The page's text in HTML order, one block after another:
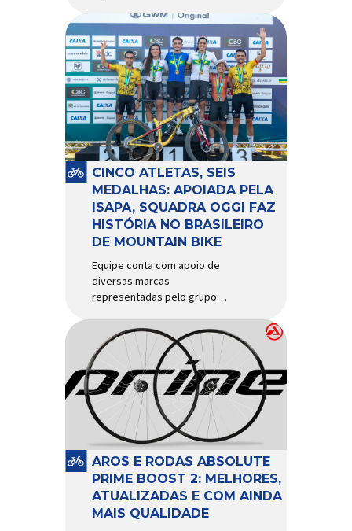
garantir a circulação contínua
do líquido de arrefecimento
entre motor, radiador e demais
componentes do sistema,
controlando a temperatura de
operação e evitando
superaquecimentos. Por
trabalhar constantemente
enquanto o motor está em
funcionamento, a bomba
d’água exige não apenas […]
CINCO ATLETAS, SEIS
MEDALHAS: APOIADA PELA
ISAPA, SQUADRA OGGI FAZ
HISTÓRIA NO BRASILEIRO
DE MOUNTAIN BIKE
Equipe conta com apoio de
diversas marcas
representadas pelo grupo
Finish Lline, Park Tool, Protaper
e Zéfal Histórico. Assim pode
ser definida a participação da
Squadra Oggi no Campeonato
Brasileiro de Mountain Bike
2026, realizado em São José
dos Campos-SP entre os dias
23 e 26 de julho. Com cinco […]
AROS E RODAS ABSOLUTE
PRIME BOOST 2: MELHORES,
ATUALIZADAS E COM AINDA
MAIS QUALIDADE